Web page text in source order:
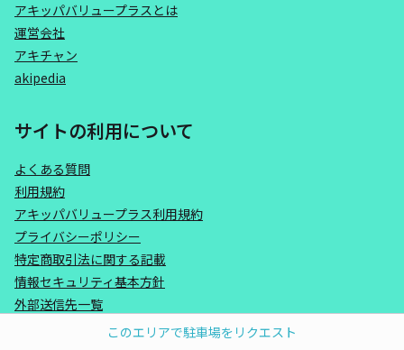
このエリアで駐車場をリクエスト
アキッパバリュープラスとは
運営会社
アキチャン
akipedia
サイトの利用について
よくある質問
利用規約
アキッパバリュープラス利用規約
プライバシーポリシー
特定商取引法に関する記載
情報セキュリティ基本方針
外部送信先一覧